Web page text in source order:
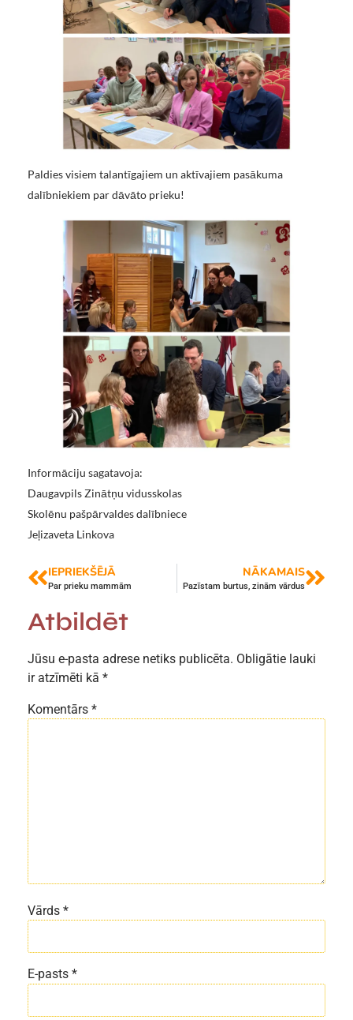
Paldies visiem talantīgajiem un aktīvajiem pasākuma
dalībniekiem par dāvāto prieku!
Informāciju sagatavoja:
Daugavpils Zinātņu vidusskolas
Skolēnu pašpārvaldes dalībniece
Jeļizaveta Linkova
IEPRIEKŠĒJĀ
Par prieku mammām
NĀKAMAIS
Pazīstam burtus, zinām vārdus
Atbildēt
Jūsu e-pasta adrese netiks publicēta. Obligātie lauki
ir atzīmēti kā *
Komentārs *
Vārds *
E-pasts *